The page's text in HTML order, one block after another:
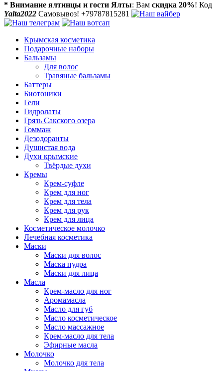
* Внимание ялтинцы и гости Ялты: Вам скидка 20%! Код
Yalta2022 Самовывоз! +79787815281
Крымская косметика
Подарочные наборы
Бальзамы
Для волос
Травяные бальзамы
Баттеры
Биотоники
Гели
Гидролаты
Грязь Сакского озера
Гоммаж
Дезодоранты
Душистая вода
Духи крымские
Твёрдые духи
Кремы
Крем-суфле
Крем для ног
Крем для тела
Крем для рук
Крем для лица
Косметическое молочко
Лечебная косметика
Маски
Маски для волос
Маска пудра
Маски для лица
Масла
Крем-масло для ног
Аромамасла
Масло для губ
Масло косметическое
Масло массажное
Крем-масло для тела
Эфирные масла
Молочко
Молочко для тела